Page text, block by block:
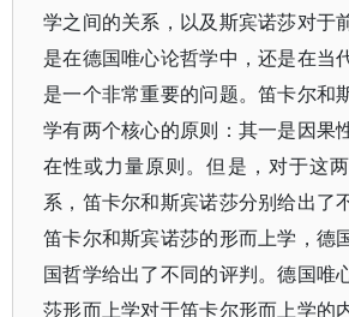
学之间的关系，以及斯宾诺莎对于
是在德国唯心论哲学中，还是在当
是一个非常重要的问题。笛卡尔和
学有两个核心的原则：其一是因果
在性或力量原则。但是，对于这
系，笛卡尔和斯宾诺莎分别给出了
笛卡尔和斯宾诺莎的形而上学，德
国哲学给出了不同的评判。德国唯
莎形而上学对于笛卡尔形而上学的